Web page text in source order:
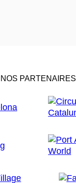
NOS PARTENAIRES